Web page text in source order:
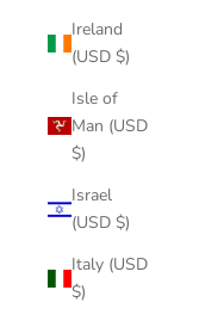
Ireland
(USD $)
Isle of
Man (USD
$)
Israel
(USD $)
Italy (USD
$)